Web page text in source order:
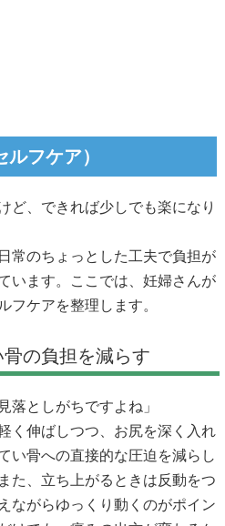
フケア）
ど、できれば少しでも楽になり
常のちょっとした工夫で負担が
います。ここでは、妊婦さんが
フケアを整理します。
の負担を減らす
落としがちですよね」
く伸ばしつつ、お尻を深く入れ
い骨への直接的な圧迫を減らし
た、立ち上がるときは反動をつ
ながらゆっくり動くのがポイン